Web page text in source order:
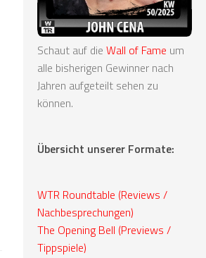
Schaut auf die Wall of Fame um
alle bisherigen Gewinner nach
Jahren aufgeteilt sehen zu
können.
Übersicht unserer Formate:
WTR Roundtable (Reviews /
Nachbesprechungen)
The Opening Bell (Previews /
Tippspiele)